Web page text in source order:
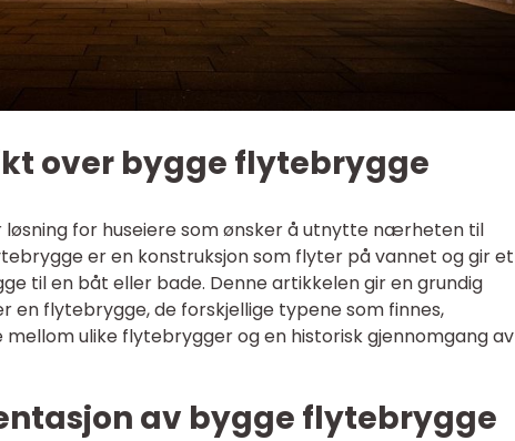
over bygge flytebrygge
for huseiere som ønsker å utnytte nærheten til
er en konstruksjon som flyter på vannet og gir et
til en båt eller bade. Denne artikkelen gir en grundig
en flytebrygge, de forskjellige typene som finnes,
ulike flytebrygger og en historisk gjennomgang av
av bygge flytebrygge